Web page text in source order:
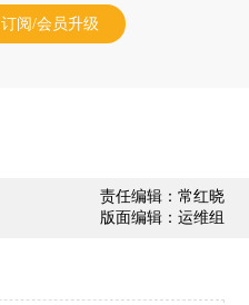
订阅/会员升级
责任编辑：常红晓
版面编辑：运维组